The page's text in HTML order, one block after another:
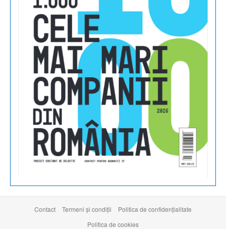
Contact Termeni şi condiţii
Politica de confidențialitate
Politica de cookies